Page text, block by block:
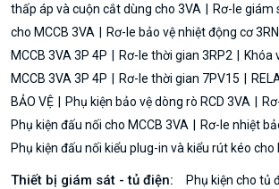
thấp áp và cuộn cắt dùng cho 3VA
Rơ-le giám
cho MCCB 3VA
Rơ-le bảo vệ nhiệt động cơ
MCCB 3VA 3P 4P
Rơ-le thời gian 3RP2
Khóa
MCCB 3VA 3P 4P
Rơ-le thời gian 7PV15
BẢO VỆ
Phụ kiện bảo vệ dòng rò RCD 3VA
Phụ kiện đấu nối cho MCCB 3VA
Rơ-le nhiệt
Phụ kiện đấu nối kiểu plug-in và kiểu rút kéo cho
Thiết bị giám sát - tủ điện: Phụ kiện cho tủ